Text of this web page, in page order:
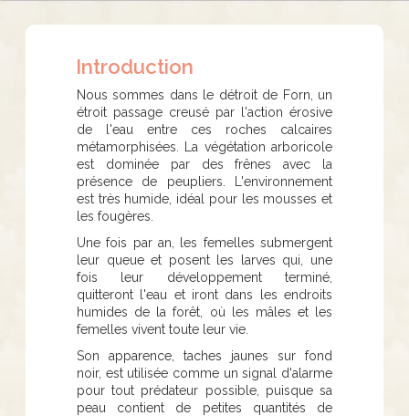
Introduction
Nous sommes dans le détroit de Forn, un
étroit passage creusé par l'action érosive
de l'eau entre ces roches calcaires
métamorphisées. La végétation arboricole
est dominée par des frênes avec la
présence de peupliers. L'environnement
est très humide, idéal pour les mousses et
les fougères.
Une fois par an, les femelles submergent
leur queue et posent les larves qui, une
fois leur développement terminé,
quitteront l'eau et iront dans les endroits
humides de la forêt, où les mâles et les
femelles vivent toute leur vie.
Son apparence, taches jaunes sur fond
noir, est utilisée comme un signal d'alarme
pour tout prédateur possible, puisque sa
peau contient de petites quantités de